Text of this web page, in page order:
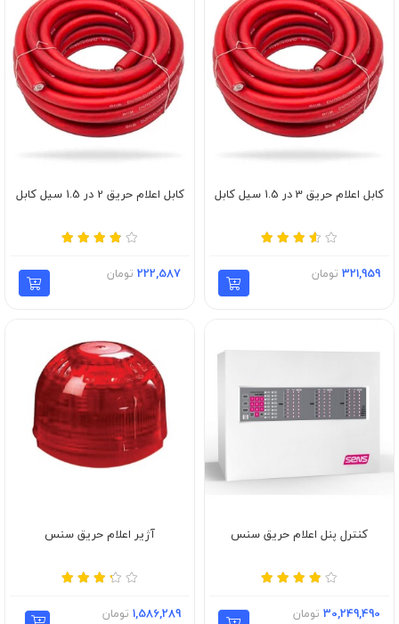
کابل اعلام حریق 3 در 1.5 سیل کابل
321,959 تومان
کابل اعلام حریق 2 در 1.5 سیل کابل
222,587 تومان
کنترل پنل اعلام حریق سنس
30,249,490 تومان
آژیر اعلام حریق سنس
1,586,289 تومان